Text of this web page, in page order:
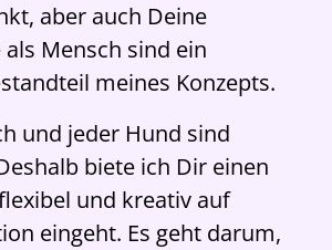
aber auch Deine
Mensch sind ein
meines Konzepts.
und jeder Hund sind
biete ich Dir einen
und kreativ auf
eingeht. Es geht darum,